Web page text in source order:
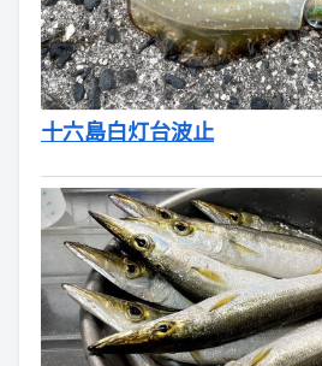
十六島白灯台波止